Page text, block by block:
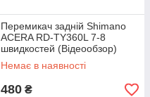
Перемикач задній Shimano
ACERA RD-TY360L 7-8
швидкостей (Відеообзор)
Немає в наявності
480 ₴